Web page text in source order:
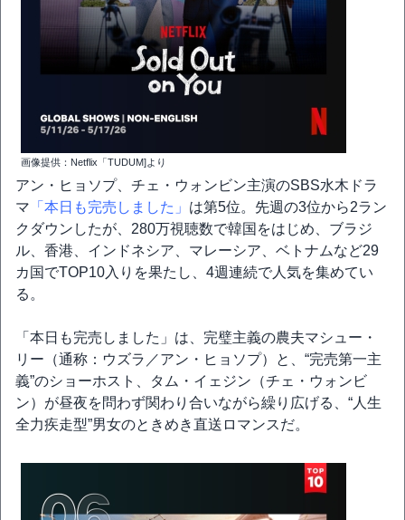
画像提供：Netflix「TUDUM]より
アン・ヒョソプ、チェ・ウォンビン主演のSBS水木ドラ
マ 「本日も完売しました」 は第5位。先週の3位から2ラン
クダウンしたが、280万視聴数で韓国をはじめ、ブラジ
ル、香港、インドネシア、マレーシア、ベトナムなど29
カ国でTOP10入りを果たし、4週連続で人気を集めてい
る。
「本日も完売しました」は、完璧主義の農夫マシュー・
リー（通称：ウズラ／アン・ヒョソプ）と、“完売第一主
義”のショーホスト、タム・イェジン（チェ・ウォンビ
ン）が昼夜を問わず関わり合いながら繰り広げる、“人生
全力疾走型”男女のときめき直送ロマンスだ。